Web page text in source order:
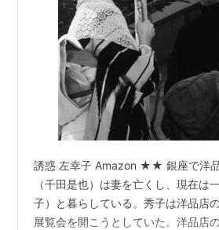
誘惑 左幸子 Amazon ★★ 銀座で洋
（千田是也）は妻を亡くし、現在は
子）と暮らしている。秀子は洋品店
展覧会を開こうとしていた。洋品店